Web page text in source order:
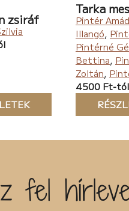
zsiráf
Tarka
Pintér
Illangó,
Pintérné
Bettina,
Zoltán,
4500 Ft-tól
fel